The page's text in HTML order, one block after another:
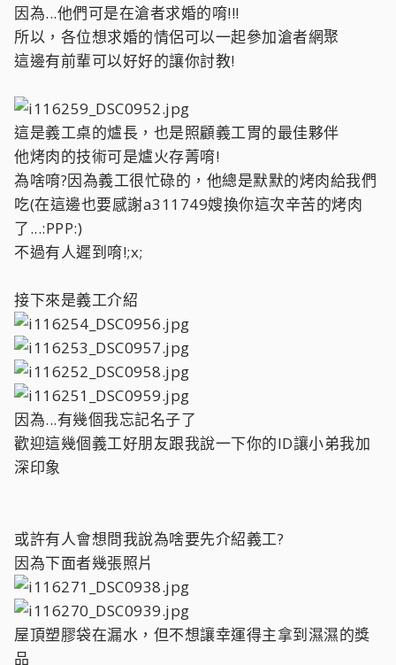
因為...他們可是在滄者求婚的唷!!!
所以，各位想求婚的情侶可以一起參加滄者網聚
這邊有前輩可以好好的讓你討教!
這是義工桌的爐長，也是照顧義工胃的最佳夥伴
他烤肉的技術可是爐火存菁唷!
為啥唷?因為義工很忙碌的，他總是默默的烤肉給我們
吃(在這邊也要感謝a311749嫂換你這次辛苦的烤肉
了...:PPP:)
不過有人遲到唷!;x;
接下來是義工介紹
因為...有幾個我忘記名子了
歡迎這幾個義工好朋友跟我說一下你的ID讓小弟我加
深印象
或許有人會想問我說為啥要先介紹義工?
因為下面者幾張照片
屋頂塑膠袋在漏水，但不想讓幸運得主拿到濕濕的獎
品